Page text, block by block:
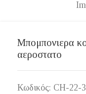
Μπομπονιερα
αεροστατο
Κωδικός: CH-22-